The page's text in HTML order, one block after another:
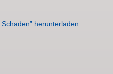
herunterladen